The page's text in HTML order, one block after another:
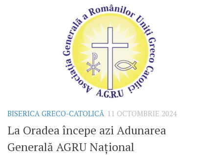
BISERICA GRECO-CATOLICĂ 11 OCTOMBRIE 2024
La Oradea începe azi Adunarea
Generală AGRU Național